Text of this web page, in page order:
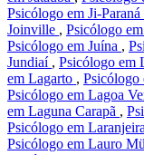
Psicólogo em Ji-Paraná
Joinville , Psicólogo
Psicólogo em Juína ,
Jundiaí , Psicólogo em
em Lagarto , Psicólogo
Psicólogo em Lagoa
em Laguna Carapã ,
Psicólogo em
Psicólogo em Lauro